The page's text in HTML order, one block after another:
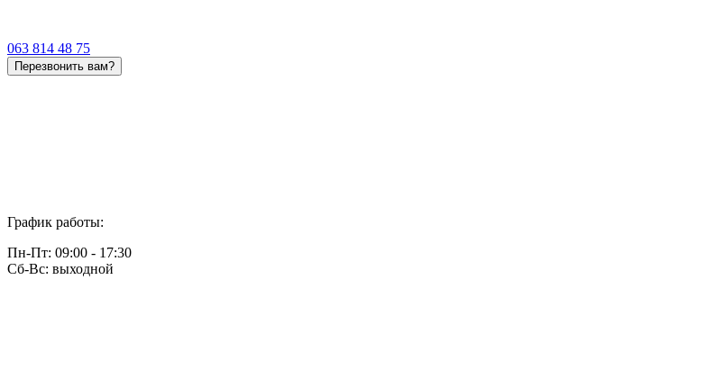
063 814 48 75
Перезвонить вам?
График работы:
Пн-Пт: 09:00 - 17:30
Сб-Вс: выходной